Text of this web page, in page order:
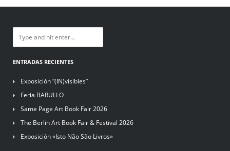
ENTRADAS RECIENTES
Exposición “(IN)visibles”
Feria BARULLO
Same Page Art Book Fair 2026
The Berlin Art Book Fair & Festival 2026
Exposición «Isto Não São Livros»